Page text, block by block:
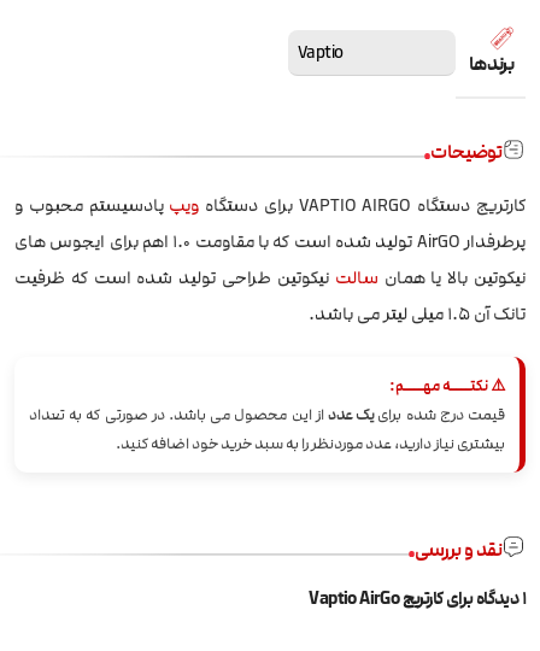
برندها Vaptio
توضیحات
کارتریج دستگاه VAPTIO AIRGO برای دستگاه ویپ پادسیستم محبوب و
پرطرفدار AirGO تولید شده است که با مقاومت 1.0 اهم برای ایجوس های
نیکوتین بالا یا همان سالت نیکوتین طراحی تولید شده است که ظرفیت
تانک آن 1.5 میلی لیتر می باشد.
⚠️ نکتــــه مهــــم:
قیمت درج شده براییک عدداز این محصول می باشد. در صورتی که به تعداد
بیشتری نیاز دارید، عدد موردنظر را به سبد خرید خود اضافه کنید.
نقد و بررسی
1 دیدگاه برای کارتریج Vaptio AirGo